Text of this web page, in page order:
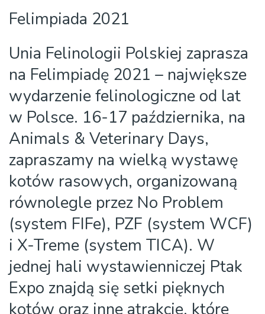
Felimpiada 2021
Unia Felinologii Polskiej zaprasza
na Felimpiadę 2021 – największe
wydarzenie felinologiczne od lat
w Polsce. 16-17 października, na
Animals & Veterinary Days,
zapraszamy na wielką wystawę
kotów rasowych, organizowaną
równolegle przez No Problem
(system FIFe), PZF (system WCF)
i X-Treme (system TICA). W
jednej hali wystawienniczej Ptak
Expo znajdą się setki pięknych
kotów oraz inne atrakcje, które